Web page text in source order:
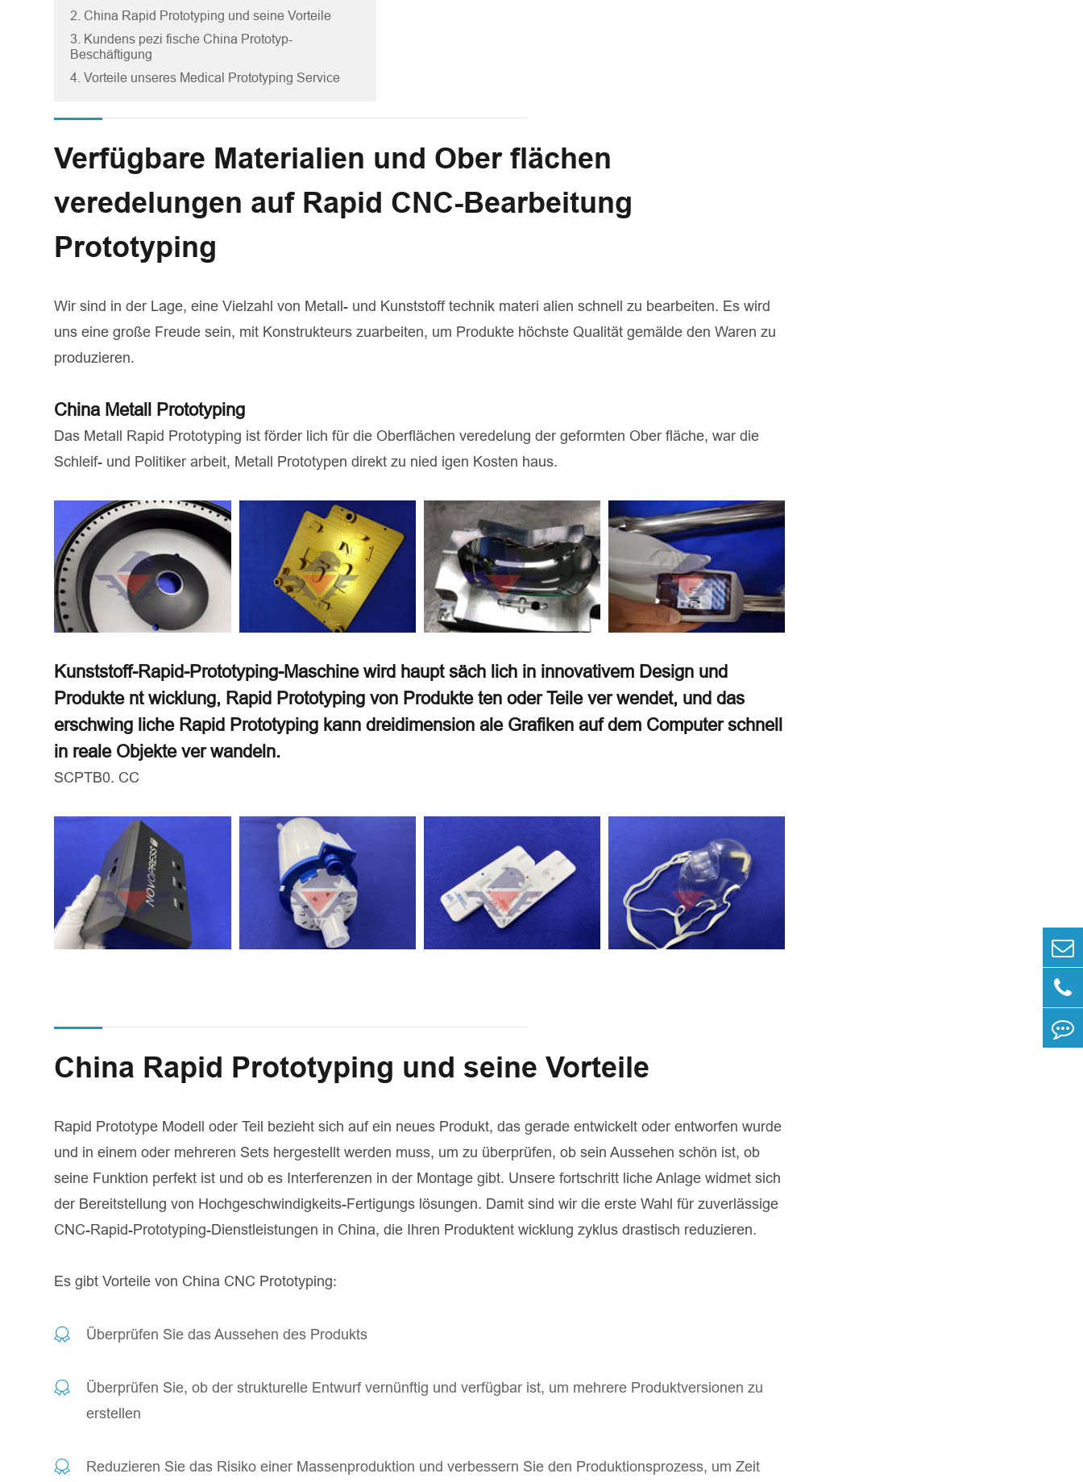
2. China Rapid Prototyping und seine Vorteile
3. Kundens pezi fische China Prototyp-
Beschäftigung
4. Vorteile unseres Medical Prototyping Service
Verfügbare Materialien und Ober flächen
veredelungen auf Rapid CNC-Bearbeitung
Prototyping
Wir sind in der Lage, eine Vielzahl von Metall- und Kunststoff technik materi alien schnell zu bearbeiten. Es wird
uns eine große Freude sein, mit Konstrukteurs zuarbeiten, um Produkte höchste Qualität gemälde den Waren zu
produzieren.
China Metall Prototyping
Das Metall Rapid Prototyping ist förder lich für die Oberflächen veredelung der geformten Ober fläche, war die
Schleif- und Politiker arbeit, Metall Prototypen direkt zu nied igen Kosten haus.
Kunststoff-Rapid-Prototyping-Maschine wird haupt säch lich in innovativem Design und
Produkte nt wicklung, Rapid Prototyping von Produkte ten oder Teile ver wendet, und das
erschwing liche Rapid Prototyping kann dreidimension ale Grafiken auf dem Computer schnell
in reale Objekte ver wandeln.
SCPTB0. CC
China Rapid Prototyping und seine Vorteile
Rapid Prototype Modell oder Teil bezieht sich auf ein neues Produkt, das gerade entwickelt oder entworfen wurde
und in einem oder mehreren Sets hergestellt werden muss, um zu überprüfen, ob sein Aussehen schön ist, ob
seine Funktion perfekt ist und ob es Interferenzen in der Montage gibt. Unsere fortschritt liche Anlage widmet sich
der Bereitstellung von Hochgeschwindigkeits-Fertigungs lösungen. Damit sind wir die erste Wahl für zuverlässige
CNC-Rapid-Prototyping-Dienstleistungen in China, die Ihren Produktent wicklung zyklus drastisch reduzieren.
Es gibt Vorteile von China CNC Prototyping:
Überprüfen Sie das Aussehen des Produkts
Überprüfen Sie, ob der strukturelle Entwurf vernünftig und verfügbar ist, um mehrere Produktversionen zu
erstellen
Reduzieren Sie das Risiko einer Massenproduktion und verbessern Sie den Produktionsprozess, um Zeit